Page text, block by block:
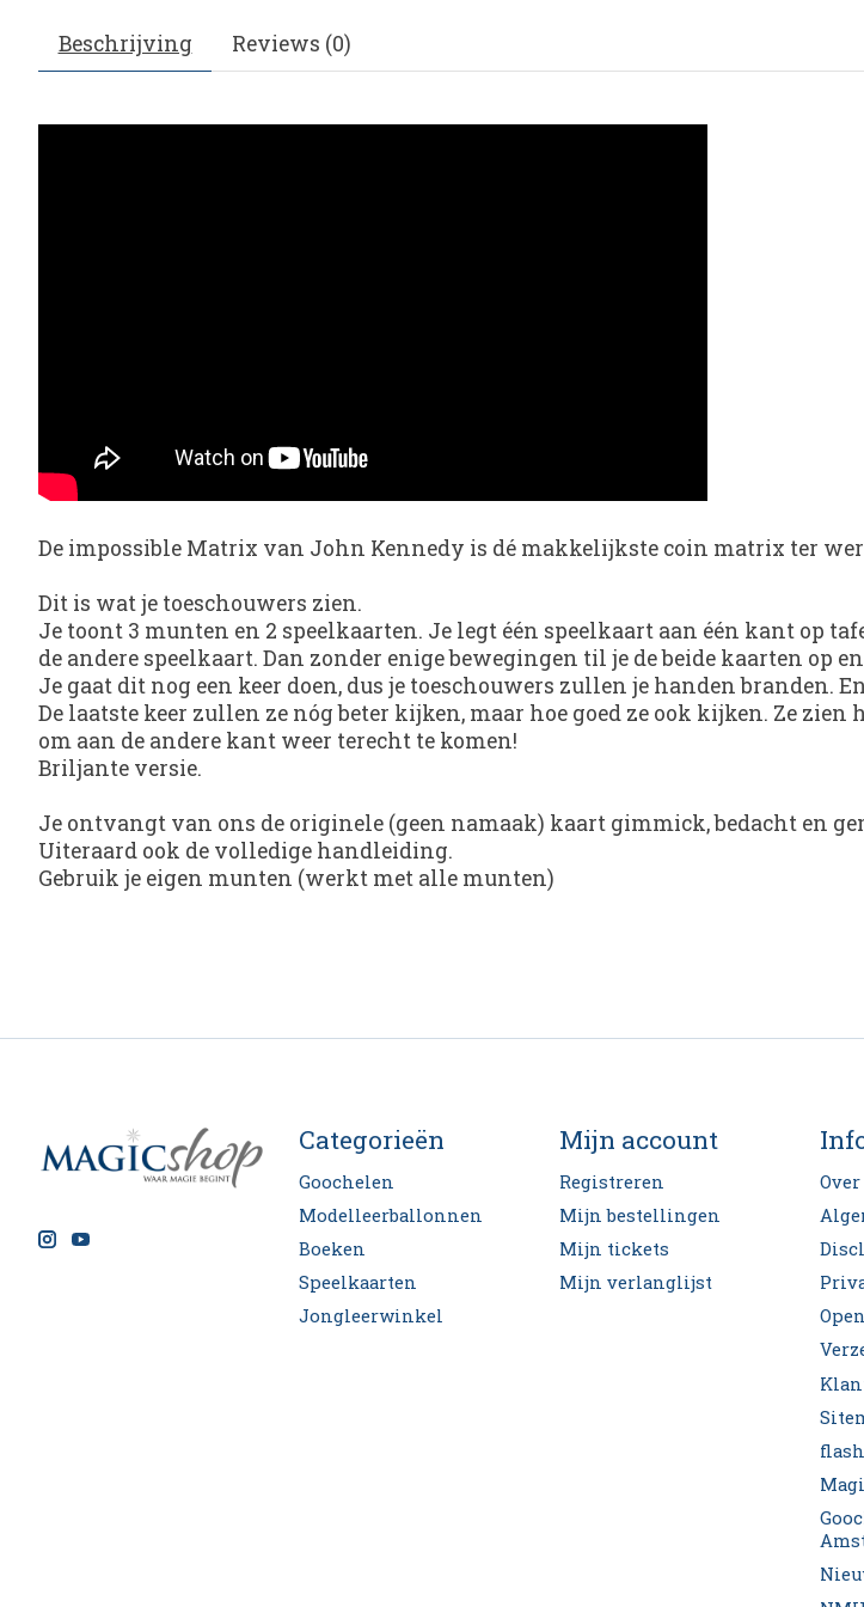
Beschrijving Reviews (0)
De impossible Matrix van John Kennedy is dé makkelijkste coin matrix ter
Dit is wat je toeschouwers zien.
Je toont 3 munten en 2 speelkaarten. Je legt één speelkaart aan één kant op
de andere speelkaart. Dan zonder enige bewegingen til je de beide kaarten op
Je gaat dit nog een keer doen, dus je toeschouwers zullen je handen branden.
De laatste keer zullen ze nóg beter kijken, maar hoe goed ze ook kijken. Ze
om aan de andere kant weer terecht te komen!
Briljante versie.
Je ontvangt van ons de originele (geen namaak) kaart gimmick, bedacht en
Uiteraard ook de volledige handleiding.
Gebruik je eigen munten (werkt met alle munten)
Categorieën
Goochelen
Modelleerballonnen
Boeken
Speelkaarten
Jongleerwinkel
Mijn account
Registreren
Mijn bestellingen
Mijn tickets
Mijn verlanglijst
flash